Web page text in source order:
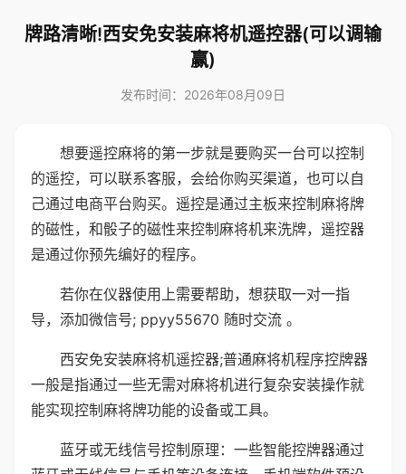
牌路清晰!西安免安装麻将机遥控器(可以调输
赢)
发布时间：2026年08月09日
想要遥控麻将的第一步就是要购买一台可以控制
的遥控，可以联系客服，会给你购买渠道，也可以自
己通过电商平台购买。遥控是通过主板来控制麻将牌
的磁性，和骰子的磁性来控制麻将机来洗牌，遥控器
是通过你预先编好的程序。
若你在仪器使用上需要帮助，想获取一对一指
导，添加微信号; ppyy55670 随时交流 。
西安免安装麻将机遥控器;普通麻将机程序控牌器
一般是指通过一些无需对麻将机进行复杂安装操作就
能实现控制麻将牌功能的设备或工具。
蓝牙或无线信号控制原理：一些智能控牌器通过